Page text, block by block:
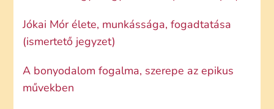
Jókai Mór élete, munkássága, fogadtatása
(ismertető jegyzet)
A bonyodalom fogalma, szerepe az epikus
művekben